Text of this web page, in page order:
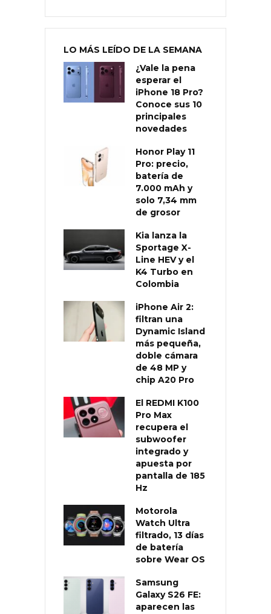
LO MÁS LEÍDO DE LA SEMANA
¿Vale la pena
esperar el
iPhone 18 Pro?
Conoce sus 10
principales
novedades
Honor Play 11
Pro: precio,
batería de
7.000 mAh y
solo 7,34 mm
de grosor
Kia lanza la
Sportage X-
Line HEV y el
K4 Turbo en
Colombia
iPhone Air 2:
filtran una
Dynamic Island
más pequeña,
doble cámara
de 48 MP y
chip A20 Pro
El REDMI K100
Pro Max
recupera el
subwoofer
integrado y
apuesta por
pantalla de 185
Hz
Motorola
Watch Ultra
filtrado, 13 días
de batería
sobre Wear OS
Samsung
Galaxy S26 FE:
aparecen las